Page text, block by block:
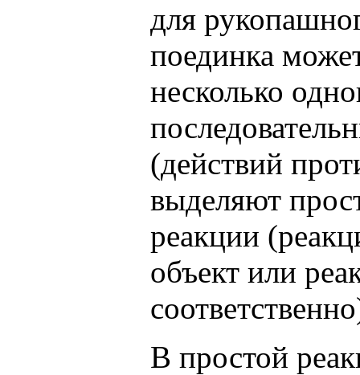
для
поединка
несколько
(действий
выделяют
реакции
объект или
В простой